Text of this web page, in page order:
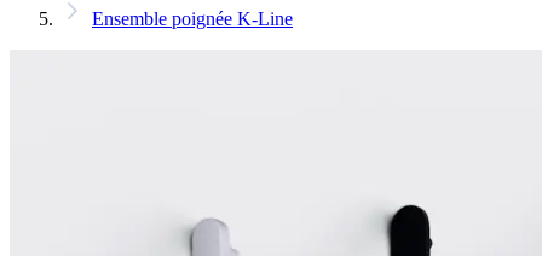
Ensemble poignée K-Line